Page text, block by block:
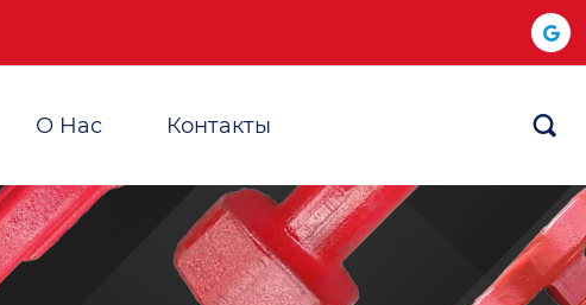
О Hас Контакты 